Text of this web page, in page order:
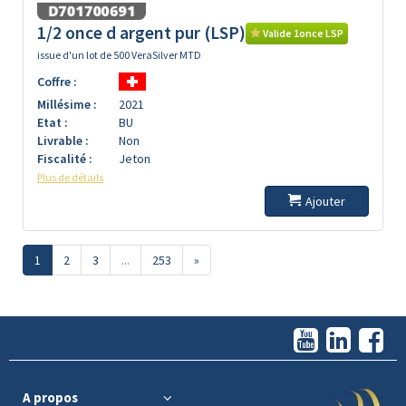
1/2 once d argent pur (LSP)
Valide 1once LSP
issue d'un lot de 500 VeraSilver MTD
Coffre :
Millésime :
2021
Etat :
BU
Livrable :
Non
Fiscalité :
Jeton
Plus de détails
Ajouter
1 2 3 ... 253 »
A propos